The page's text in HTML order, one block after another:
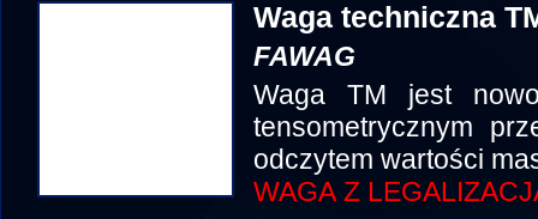
Waga techniczna
FAWAG
Waga TM jest
tensometrycznym
odczytem wartości
WAGA Z